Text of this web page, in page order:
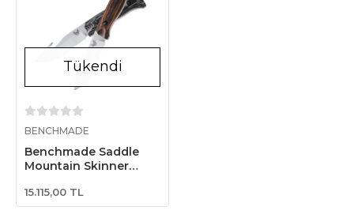
Tükendi
BENCHMADE
Benchmade Saddle
Mountain Skinner
15.115,00 TL